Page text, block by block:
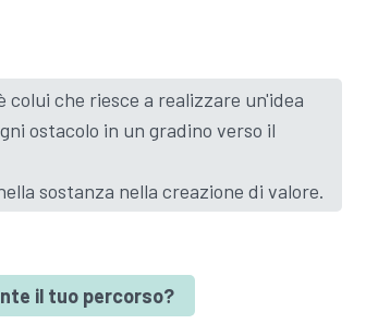
che riesce a realizzare un'idea
ostacolo in un gradino verso il
sostanza nella creazione di valore.
il tuo percorso?